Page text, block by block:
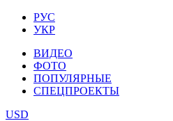
РУС
УКР
ВИДЕО
ФОТО
ПОПУЛЯРНЫЕ
СПЕЦПРОЕКТЫ
USD